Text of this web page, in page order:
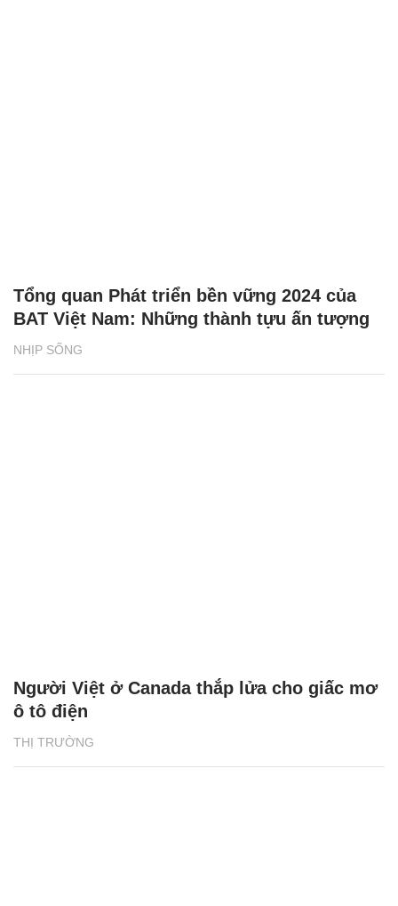
NHỊP SỐNG
Tổng quan Phát triển bền vững 2024 của
BAT Việt Nam: Những thành tựu ấn tượng
THỊ TRƯỜNG
Người Việt ở Canada thắp lửa cho giấc mơ
ô tô điện